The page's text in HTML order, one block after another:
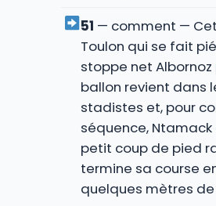
51 — comment —
Toulon qui se fait
stoppe net Albornoz
ballon revient dans
stadistes et, pour
séquence, Ntamack
petit coup de pied
termine sa course
quelques mètres de